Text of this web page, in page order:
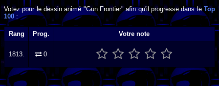
Votez pour le dessin animé "Gun Frontier" afin qu'il progresse dans le Top
100 :
Rang Prog. Votre note
1813. 0